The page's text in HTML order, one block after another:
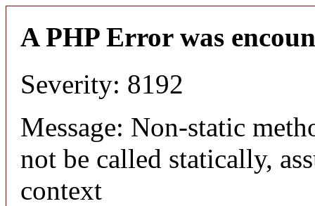
A PHP Error was
Severity: 8192
Message: Non-static
not be called statically,
context